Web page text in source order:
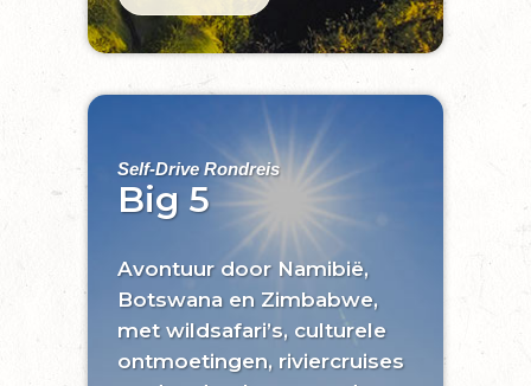
Self-Drive Rondreis
Big 5
Avontuur door Namibië,
Botswana en Zimbabwe,
met wildsafari’s, culturele
ontmoetingen, riviercruises